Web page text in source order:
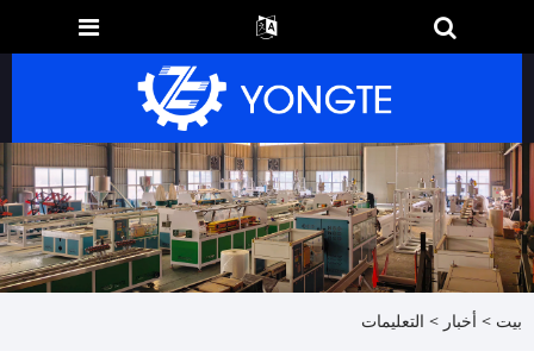
بيت > أخبار > التعليمات